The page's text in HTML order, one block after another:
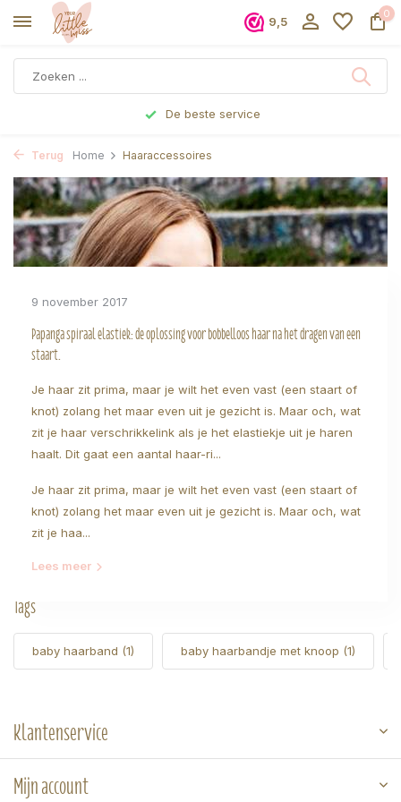
9,5
0
De beste service
Terug Home Haaraccessoires
9 november 2017
Papanga spiraal elastiek: de oplossing voor bobbelloos haar na het dragen van een
staart.
Je haar zit prima, maar je wilt het even vast (een staart of
knot) zolang het maar even uit je gezicht is. Maar och, wat
zit je haar verschrikkelink als je het elastiekje uit je haren
haalt. Dit gaat een aantal haar-ri...
Je haar zit prima, maar je wilt het even vast (een staart of
knot) zolang het maar even uit je gezicht is. Maar och, wat
zit je haa...
Lees meer
Tags
baby haarband (1) baby haarbandje met knoop (1)
Klantenservice
Mijn account